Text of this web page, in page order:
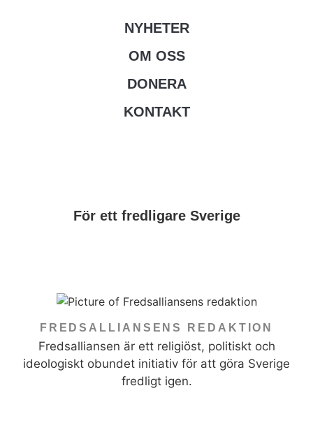
NYHETER
OM OSS
DONERA
KONTAKT
För ett fredligare Sverige
FREDSALLIANSENS REDAKTION
Fredsalliansen är ett religiöst, politiskt och
ideologiskt obundet initiativ för att göra Sverige
fredligt igen.